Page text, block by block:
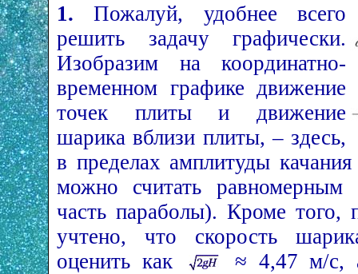
1. Пожалуй, удобнее всего
решить задачу графически.
Изобразим на координатно-
временном графике движение
точек плиты и движение
шарика вблизи плиты, – здесь,
в пределах амплитуды
можно считать равномерным
часть параболы). Кроме того,
учтено, что скорость
оценить как
≈ 4,47 м/с,